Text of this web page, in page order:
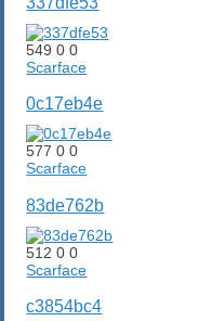
54900
Scarface
0c17eb4e
57700
Scarface
83de762b
51200
Scarface
c3854bc4